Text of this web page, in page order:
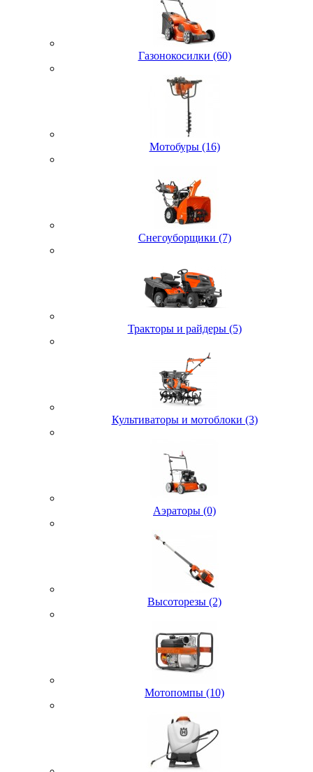
Газонокосилки (60)
Мотобуры (16)
Снегоуборщики (7)
Тракторы и райдеры (5)
Культиваторы и мотоблоки (3)
Аэраторы (0)
Высоторезы (2)
Мотопомпы (10)